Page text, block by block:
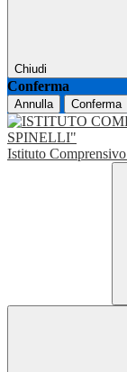
Chiudi
Conferma
Annulla Conferma
Istituto